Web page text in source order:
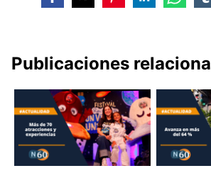
Publicaciones